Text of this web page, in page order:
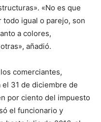
«No es que
igual o parejo, son
a colores,
añadió.
comerciantes,
31 de diciembre de
por ciento del impuesto
el funcionario y